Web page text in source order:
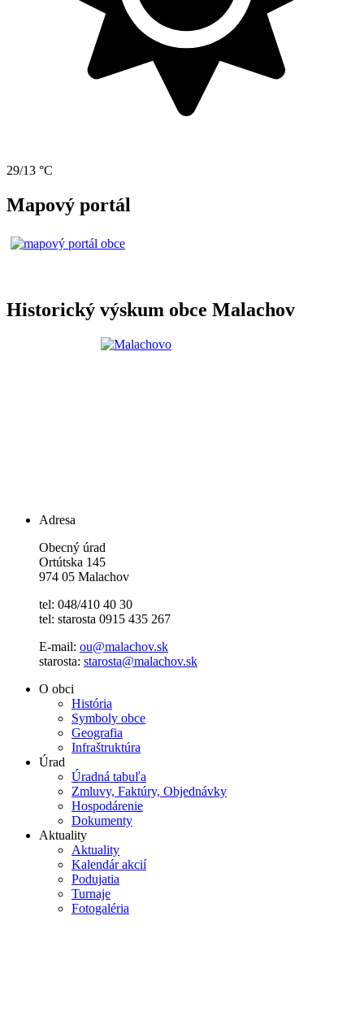
29/13 °C
Mapový portál
Historický výskum obce Malachov
Adresa
Obecný úrad
Ortútska 145
974 05 Malachov
tel: 048/410 40 30
tel: starosta 0915 435 267
E-mail: ou@malachov.sk
starosta: starosta@malachov.sk
O obci
História
Symboly obce
Geografia
Infraštruktúra
Úrad
Úradná tabuľa
Zmluvy, Faktúry, Objednávky
Hospodárenie
Dokumenty
Aktuality
Aktuality
Kalendár akcií
Podujatia
Turnaje
Fotogaléria